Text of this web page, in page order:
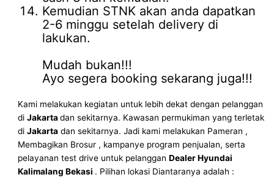
Kemudian STNK akan anda dapatkan
2-6 minggu setelah delivery di
lakukan.
Mudah bukan!!!
Ayo segera booking sekarang juga!!!
Kami melakukan kegiatan untuk lebih dekat dengan pelanggan
diJakartadan sekitarnya. Kawasan permukiman yang terletak
diJakarta dan sekitarnya. Jadi kami melakukan Pameran ,
Membagikan Brosur , kampanye program penjualan, serta
pelayanan test drive untuk pelangganDealer Hyundai
Kalimalang Bekasi . Pilihan lokasi Diantaranya adalah :